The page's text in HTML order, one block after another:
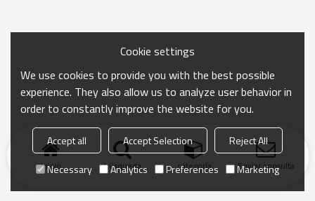
Inicio búsqueda categoría Enviar consulta
Cookie settings
We use cookies to provide you with the best possible
experience. They also allow us to analyze user behavior in
order to constantly improve the website for you.
Accept all Accept Selection
Reject All
Necessary
Analytics Preferences Marketing